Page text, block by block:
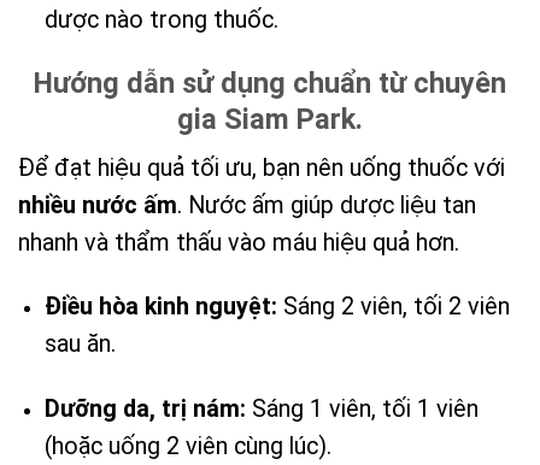
dược nào trong thuốc.
Hướng dẫn sử dụng chuẩn từ chuyên
gia Siam Park.
Để đạt hiệu quả tối ưu, bạn nên uống thuốc với
nhiều nước ấm. Nước ấm giúp dược liệu tan
nhanh và thẩm thấu vào máu hiệu quả hơn.
Điều hòa kinh nguyệt: Sáng 2 viên, tối 2 viên
sau ăn.
Dưỡng da, trị nám: Sáng 1 viên, tối 1 viên
(hoặc uống 2 viên cùng lúc).